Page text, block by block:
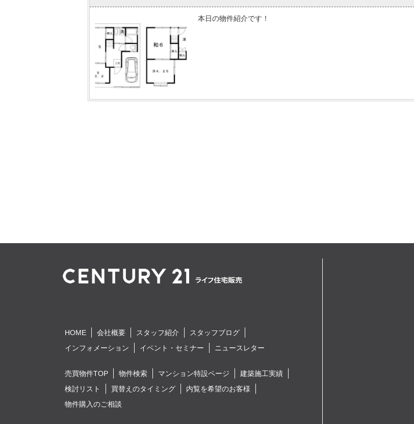
本日の物件紹介です！
HOME 会社概要 スタッフ紹介
スタッフブログ
インフォメーション
イベント・セミナー ニュースレター
売買物件TOP 物件検索 マンション特設ページ
建築施工実績
検討リスト
買替えのタイミング
内覧を希望のお客様
物件購入のご相談